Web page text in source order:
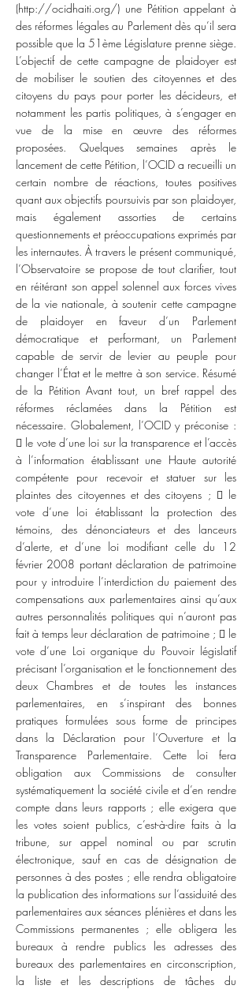
(http://ocidhaiti.org/) une Pétition appelant à
des réformes légales au Parlement dès qu’il sera
possible que la 51ème Législature prenne siège.
L’objectif de cette campagne de plaidoyer est
de mobiliser le soutien des citoyennes et des
citoyens du pays pour porter les décideurs, et
notamment les partis politiques, à s’engager en
vue de la mise en œuvre des réformes
proposées. Quelques semaines après le
lancement de cette Pétition, l’OCID a recueilli un
certain nombre de réactions, toutes positives
quant aux objectifs poursuivis par son plaidoyer,
mais également assorties de certains
questionnements et préoccupations exprimés par
les internautes. À travers le présent communiqué,
l’Observatoire se propose de tout clarifier, tout
en réitérant son appel solennel aux forces vives
de la vie nationale, à soutenir cette campagne
de plaidoyer en faveur d’un Parlement
démocratique et performant, un Parlement
capable de servir de levier au peuple pour
changer l’État et le mettre à son service. Résumé
de la Pétition Avant tout, un bref rappel des
réformes réclamées dans la Pétition est
nécessaire. Globalement, l’OCID y préconise :
 le vote d’une loi sur la transparence et l’accès
à l’information établissant une Haute autorité
compétente pour recevoir et statuer sur les
plaintes des citoyennes et des citoyens ;  le
vote d’une loi établissant la protection des
témoins, des dénonciateurs et des lanceurs
d’alerte, et d’une loi modifiant celle du 12
février 2008 portant déclaration de patrimoine
pour y introduire l’interdiction du paiement des
compensations aux parlementaires ainsi qu’aux
autres personnalités politiques qui n’auront pas
fait à temps leur déclaration de patrimoine ;  le
vote d’une Loi organique du Pouvoir législatif
précisant l’organisation et le fonctionnement des
deux Chambres et de toutes les instances
parlementaires, en s’inspirant des bonnes
pratiques formulées sous forme de principes
dans la Déclaration pour l’Ouverture et la
Transparence Parlementaire. Cette loi fera
obligation aux Commissions de consulter
systématiquement la société civile et d’en rendre
compte dans leurs rapports ; elle exigera que
les votes soient publics, c’est-à-dire faits à la
tribune, sur appel nominal ou par scrutin
électronique, sauf en cas de désignation de
personnes à des postes ; elle rendra obligatoire
la publication des informations sur l’assiduité des
parlementaires aux séances plénières et dans les
Commissions permanentes ; elle obligera les
bureaux à rendre publics les adresses des
bureaux des parlementaires en circonscription,
la liste et les descriptions de tâches du